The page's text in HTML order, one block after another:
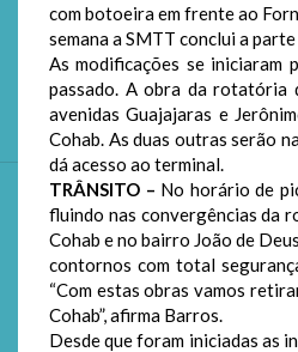
com botoeira em frente ao
semana a SMTT conclui a
As modificações se iniciaram
passado. A obra da rotatória
avenidas Guajajaras e
Cohab. As duas outras serão
dá acesso ao terminal.
TRÂNSITO – No horário de
fluindo nas convergências da
Cohab e no bairro João de
contornos com total
“Com estas obras vamos
Cohab”, afirma Barros.
Desde que foram iniciadas as